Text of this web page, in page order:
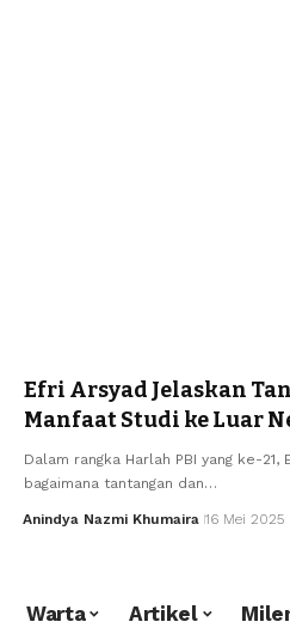
Efri Arsyad Jelaskan
Manfaat Studi ke Luar
Dalam rangka Harlah PBI yang ke-
bagaimana tantangan dan…
Anindya Nazmi Khumaira 16 Mei 2025
Warta Artikel